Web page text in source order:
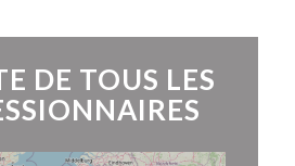
DE TOUS LES